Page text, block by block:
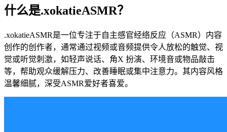
什么是.xokatieASMR？
.xokatieASMR是一位专注于自主感官经络反应（ASMR）内容
创作的创作者，通常通过视频或音频提供令人放松的触觉、视
觉或听觉刺激，如轻声说话、角X 扮演、环境音或物品敲击
等，帮助观众缓解压力、改善睡眠或集中注意力。其内容风格
温馨细腻，深受ASMR爱好者喜爱。